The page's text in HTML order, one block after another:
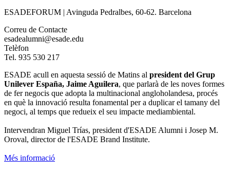
ESADEFORUM | Avinguda Pedralbes, 60-62. Barcelona
Correu de Contacte
esadealumni@esade.edu
Telèfon
Tel. 935 530 217
ESADE acull en aquesta sessió de Matins al president del Grup
Unilever España, Jaime Aguilera, que parlarà de les noves formes
de fer negocis que adopta la multinacional angloholandesa, procés
en què la innovació resulta fonamental per a duplicar el tamany del
negoci, al temps que redueix el seu impacte mediambiental.
Intervendran Miguel Trías, president d'ESADE Alumni i Josep M.
Oroval, director de l'ESADE Brand Institute.
Més informació